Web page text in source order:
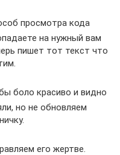
просмотра кода
на нужный вам
пишет тот текст что
боло красиво и видно
но не обновляем
его жертве.